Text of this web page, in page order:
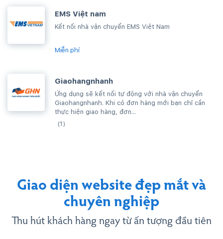
EMS Việt nam
Kết nối nhà vận chuyển EMS Việt Nam
Miễn phí
Giaohangnhanh
Ứng dụng sẽ kết nối tự động với nhà vận chuyển
Giaohangnhanh. Khi có đơn hàng mới bạn chỉ cần
thực hiện giao hàng, đơn...
(1)
Giao diện website đẹp mắt và
chuyên nghiệp
Thu hút khách hàng ngay từ ấn tượng đầu tiên